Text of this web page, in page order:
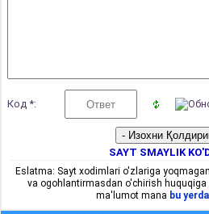
Код *:
SAYT SMAYLIK
Eslatma: Sayt xodimlari o'zlariga
va ogohlantirmasdan o'chirish huquqiga
ma'lumot mana bu yerda